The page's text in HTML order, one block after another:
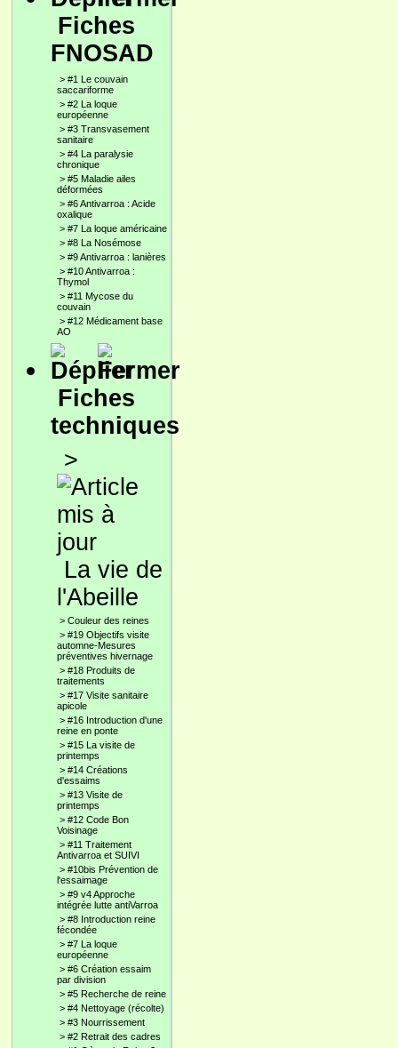
Fiches
FNOSAD
> #1 Le couvain
saccariforme
> #2 La loque
européenne
> #3 Transvasement
sanitaire
> #4 La paralysie
chronique
> #5 Maladie ailes
déformées
> #6 Antivarroa : Acide
oxalique
> #7 La loque américaine
> #8 La Nosémose
> #9 Antivarroa : lanières
> #10 Antivarroa :
Thymol
> #11 Mycose du
couvain
> #12 Médicament base
AO
Fiches
techniques
>
La vie de
l'Abeille
> Couleur des reines
> #19 Objectifs visite
automne-Mesures
préventives hivernage
> #18 Produits de
traitements
> #17 Visite sanitaire
apicole
> #16 Introduction d'une
reine en ponte
> #15 La visite de
printemps
> #14 Créations
d'essaims
> #13 Visite de
printemps
> #12 Code Bon
Voisinage
> #11 Traitement
Antivarroa et SUIVI
> #10bis Prévention de
l'essaimage
> #9 v4 Approche
intégrée lutte antiVarroa
> #8 Introduction reine
fécondée
> #7 La loque
européenne
> #6 Création essaim
par division
> #5 Recherche de reine
> #4 Nettoyage (récolte)
> #3 Nourrissement
> #2 Retrait des cadres